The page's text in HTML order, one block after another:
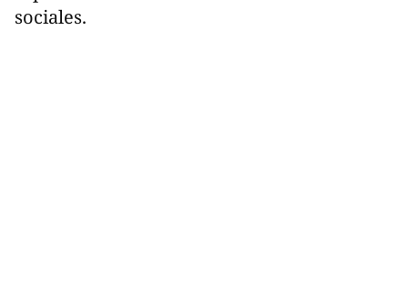
sociales.